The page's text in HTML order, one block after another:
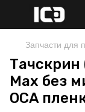
Запчасти для
Тачскрин
Max без
OCA